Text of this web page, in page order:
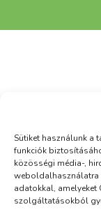
Sütiket használunk a
funkciók
közösségi média-,
weboldalhasználatra
adatokkal,
szolgáltatásokból